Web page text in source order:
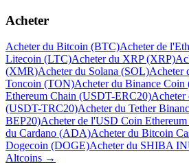
Acheter
Acheter du Bitcoin (BTC)Acheter de
Litecoin (LTC)Acheter du XRP (XRP)
(XMR)Acheter du Solana (SOL)Acheter
Toncoin (TON)Acheter du Binance
Ethereum Chain (USDT-ERC20)Acheter
(USDT-TRC20)Acheter du Tether
BEP20)Acheter de l'USD Coin
du Cardano (ADA)Acheter du Bitcoin
Dogecoin (DOGE)Acheter du SHIBA
Altcoins →